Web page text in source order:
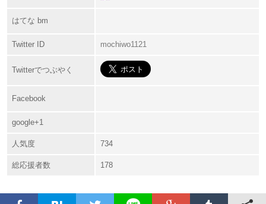
はてな bm
Twitter ID mochiwo1121
Twitterでつぶやく
Facebook
google+1
人気度 734
総応援者数 178